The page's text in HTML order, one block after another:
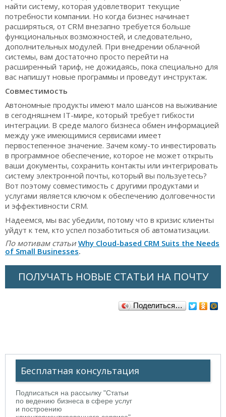
найти систему, которая удовлетворит текущие
потребности компании. Но когда бизнес начинает
расширяться, от CRM внезапно требуется больше
функциональных возможностей, и следовательно,
дополнительных модулей. При внедрении облачной
системы, вам достаточно просто перейти на
расширенный тариф, не дожидаясь, пока специально для
вас напишут новые программы и проведут инструктаж.
Совместимость
Автономные продукты имеют мало шансов на выживание
в сегодняшнем IT-мире, который требует гибкости
интеграции. В среде малого бизнеса обмен информацией
между уже имеющимися сервисами имеет
первостепенное значение. Зачем кому-то инвестировать
в программное обеспечение, которое не может открыть
ваши документы, сохранить контакты или интегрировать
систему электронной почты, который вы пользуетесь?
Вот поэтому совместимость с другими продуктами и
услугами является ключом к обеспечению долговечности
и эффективности CRM.
Надеемся, мы вас убедили, потому что в кризис клиенты
уйдут к тем, кто успел позаботиться об автоматизации.
По мотивам статьи Why Cloud-based CRM Suits the Needs
of Small Businesses.
ПОЛУЧАТЬ НОВЫЕ СТАТЬИ НА ПОЧТУ
Поделиться…
Бесплатная консультация